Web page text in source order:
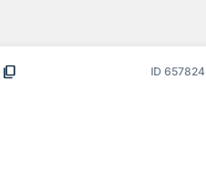
content_copy ID 657824